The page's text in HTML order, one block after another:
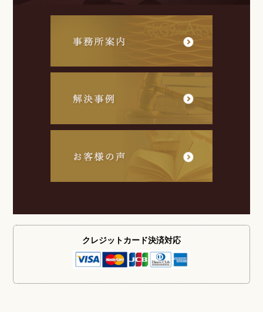
クレジットカード決済対応